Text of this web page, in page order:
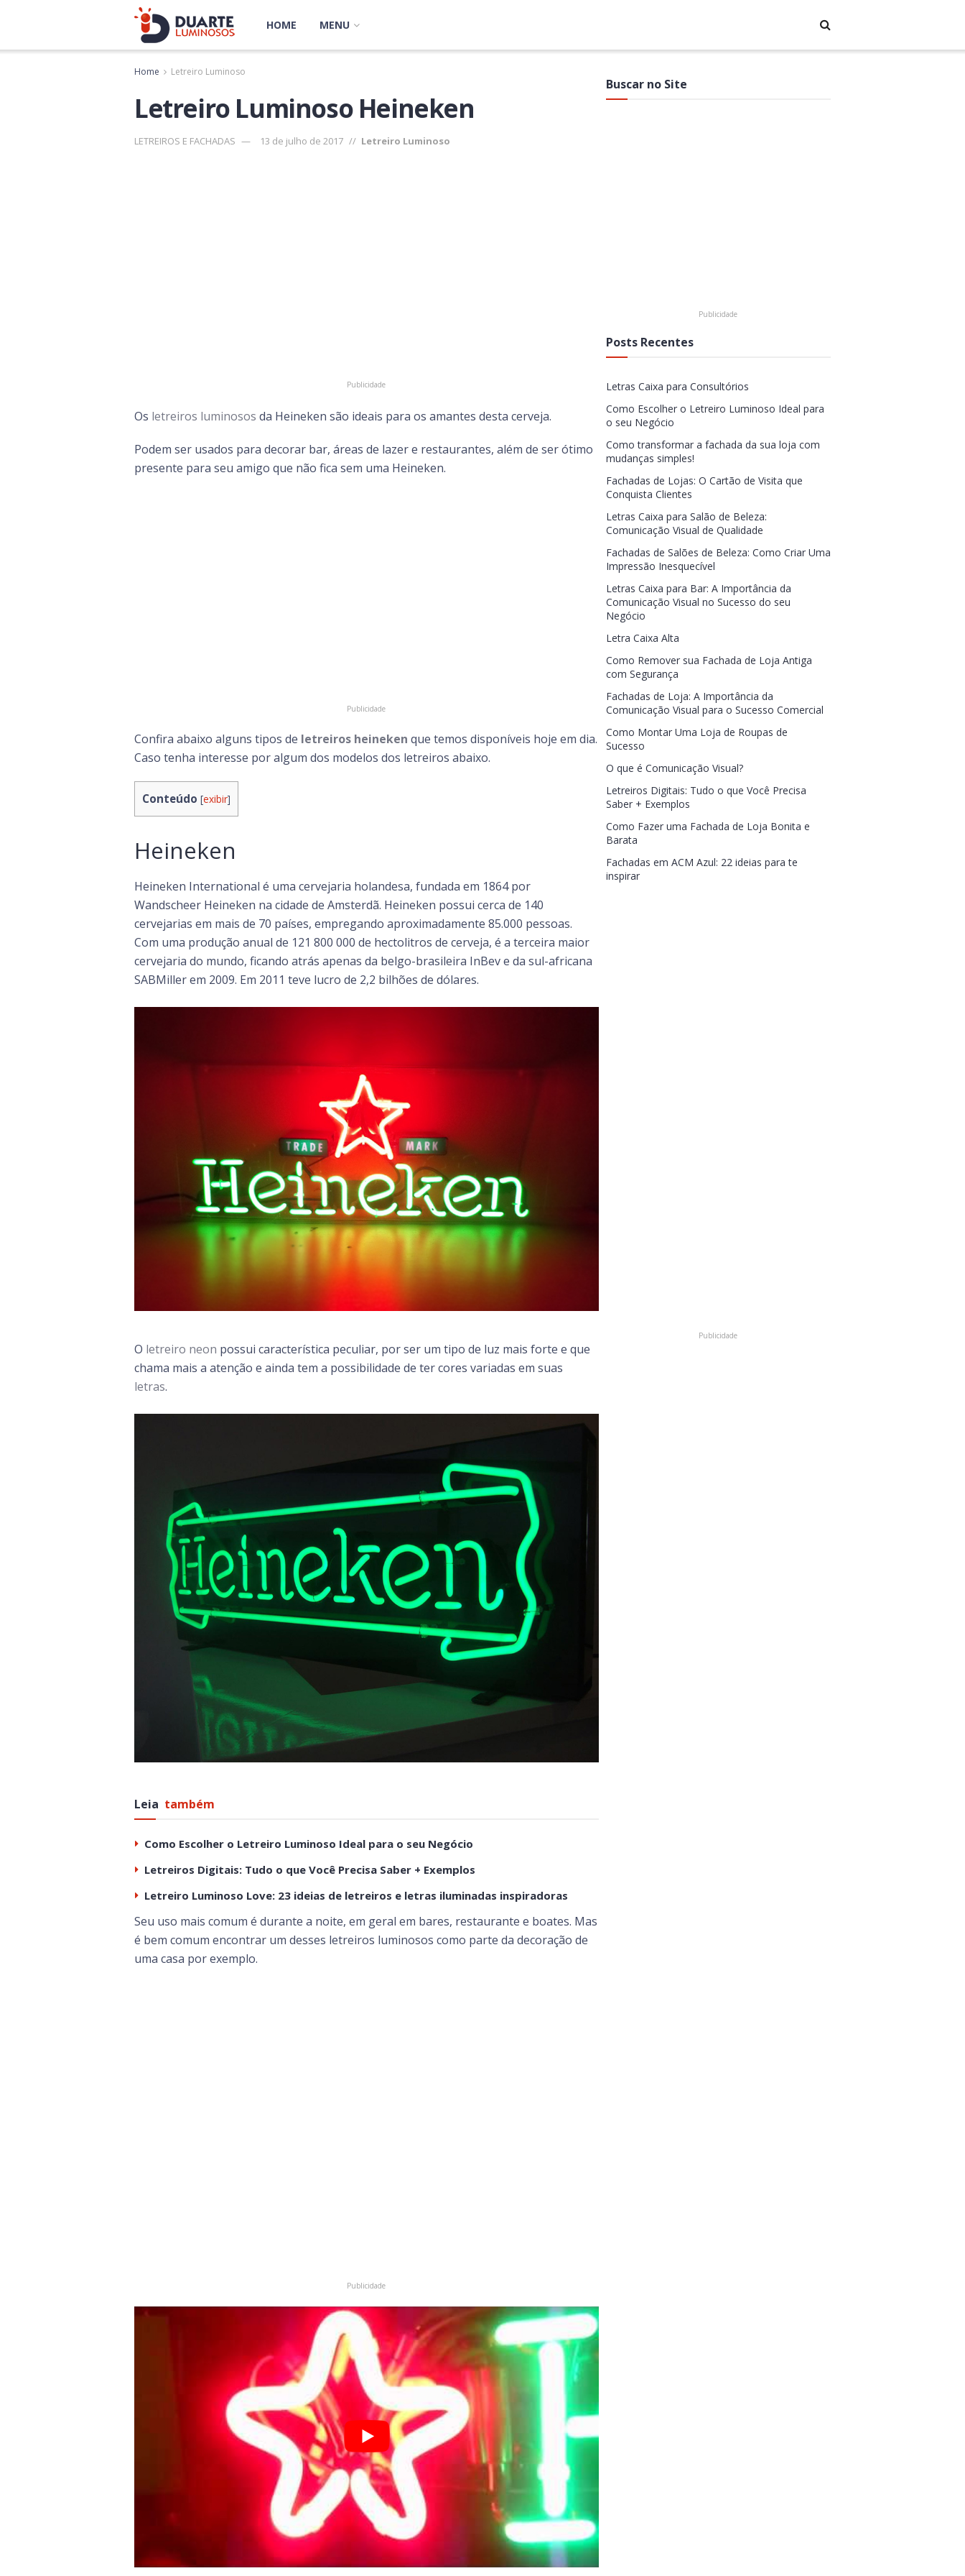
HOME MENU
Home Letreiro Luminoso
Letreiro Luminoso Heineken
LETREIROS E FACHADAS 13 de julho de 2017 // Letreiro Luminoso
Os letreiros luminosos da Heineken são ideais para os amantes desta cerveja.
Podem ser usados para decorar bar, áreas de lazer e restaurantes, além de ser ótimo
presente para seu amigo que não fica sem uma Heineken.
Confira abaixo alguns tipos de letreiros heineken que temos disponíveis hoje em dia.
Caso tenha interesse por algum dos modelos dos letreiros abaixo.
Conteúdo [exibir]
Heineken
Heineken International é uma cervejaria holandesa, fundada em 1864 por
Wandscheer Heineken na cidade de Amsterdã. Heineken possui cerca de 140
cervejarias em mais de 70 países, empregando aproximadamente 85.000 pessoas.
Com uma produção anual de 121 800 000 de hectolitros de cerveja, é a terceira maior
cervejaria do mundo, ficando atrás apenas da belgo-brasileira InBev e da sul-africana
SABMiller em 2009. Em 2011 teve lucro de 2,2 bilhões de dólares.
O letreiro neon possui característica peculiar, por ser um tipo de luz mais forte e que
chama mais a atenção e ainda tem a possibilidade de ter cores variadas em suas
letras.
Leia também
Como Escolher o Letreiro Luminoso Ideal para o seu Negócio
Letreiros Digitais: Tudo o que Você Precisa Saber + Exemplos
Letreiro Luminoso Love: 23 ideias de letreiros e letras iluminadas inspiradoras
Seu uso mais comum é durante a noite, em geral em bares, restaurante e boates. Mas
é bem comum encontrar um desses letreiros luminosos como parte da decoração de
uma casa por exemplo.
Buscar no Site
Posts Recentes
Letras Caixa para Consultórios
Como Escolher o Letreiro Luminoso Ideal para
o seu Negócio
Como transformar a fachada da sua loja com
mudanças simples!
Fachadas de Lojas: O Cartão de Visita que
Conquista Clientes
Letras Caixa para Salão de Beleza:
Comunicação Visual de Qualidade
Fachadas de Salões de Beleza: Como Criar Uma
Impressão Inesquecível
Letras Caixa para Bar: A Importância da
Comunicação Visual no Sucesso do seu
Negócio
Letra Caixa Alta
Como Remover sua Fachada de Loja Antiga
com Segurança
Fachadas de Loja: A Importância da
Comunicação Visual para o Sucesso Comercial
Como Montar Uma Loja de Roupas de
Sucesso
O que é Comunicação Visual?
Letreiros Digitais: Tudo o que Você Precisa
Saber + Exemplos
Como Fazer uma Fachada de Loja Bonita e
Barata
Fachadas em ACM Azul: 22 ideias para te
inspirar